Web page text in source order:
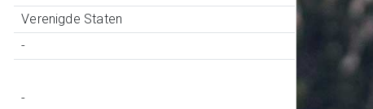
Verenigde Staten
-
-